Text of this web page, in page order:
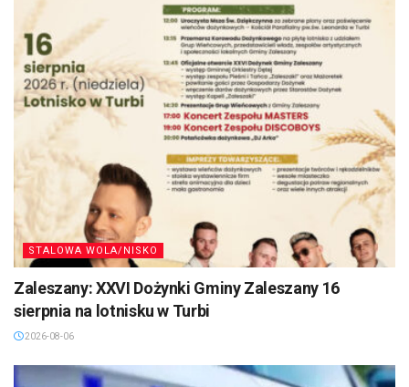
STALOWA WOLA/NISKO
Zaleszany: XXVI Dożynki Gminy Zaleszany 16
sierpnia na lotnisku w Turbi
2026-08-06